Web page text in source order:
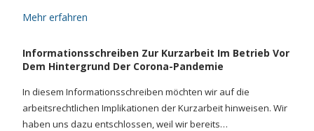
Mehr erfahren
Informationsschreiben Zur Kurzarbeit Im Betrieb Vor
Dem Hintergrund Der Corona-Pandemie
In diesem Informationsschreiben möchten wir auf die
arbeitsrechtlichen Implikationen der Kurzarbeit hinweisen. Wir
haben uns dazu entschlossen, weil wir bereits…